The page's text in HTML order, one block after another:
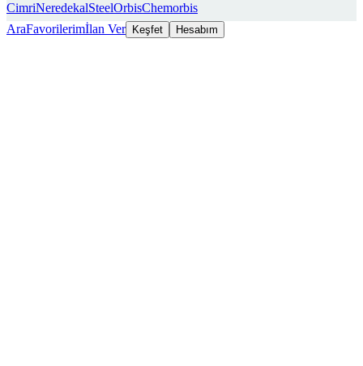
CimriNeredekalSteelOrbisChemorbis
AraFavorilerimİlan Ver Keşfet Hesabım